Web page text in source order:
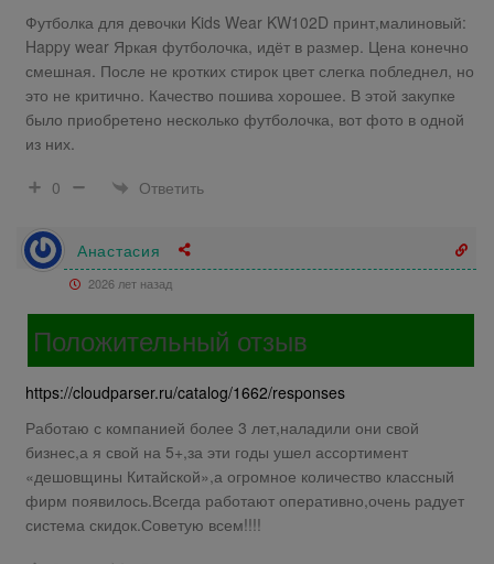
Футболка для девочки Kids Wear KW102D принт,малиновый:
Happy wear Яркая футболочка, идёт в размер. Цена конечно
смешная. После не кротких стирок цвет слегка побледнел, но
это не критично. Качество пошива хорошее. В этой закупке
было приобретено несколько футболочка, вот фото в одной
из них.
0
Ответить
Анастасия
2026 лет назад
Положительный отзыв
https://cloudparser.ru/catalog/1662/responses
Работаю с компанией более 3 лет,наладили они свой
бизнес,а я свой на 5+,за эти годы ушел ассортимент
«дешовщины Китайской»,а огромное количество классный
фирм появилось.Всегда работают оперативно,очень радует
система скидок.Советую всем!!!!